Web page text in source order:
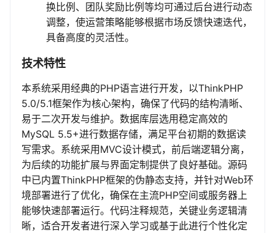
换比例、团队奖励比例等均可通过后台进行动态
调整，使运营策略能够根据市场反馈快速迭代，
具备高度的灵活性。
技术特性
本系统采用经典的PHP语言进行开发，以ThinkPHP
5.0/5.1框架作为核心架构，确保了代码的结构清晰、
易于二次开发与维护。数据库层选用稳定高效的
MySQL 5.5+进行数据存储，满足平台初期的数据读
写需求。系统采用MVC设计模式，前后端逻辑分离，
为后续的功能扩展与界面定制提供了良好基础。源码
中已内置ThinkPHP框架的伪静态支持，并针对Web环
境部署进行了优化，确保在主流PHP空间或服务器上
能够快速部署运行。代码注释规范，关键业务逻辑清
晰，适合开发者进行深入学习或基于此进行个性化定